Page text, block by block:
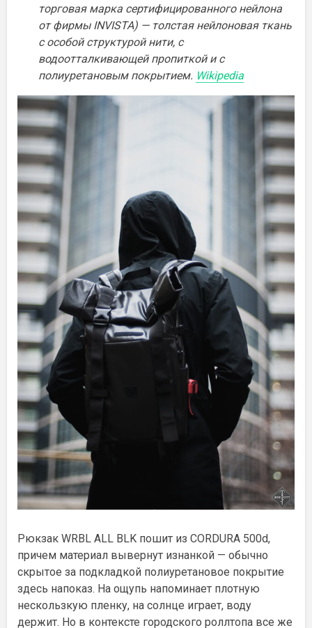
торговая марка сертифицированного нейлона
от фирмы INVISTA) — толстая нейлоновая ткань
с особой структурой нити, с
водоотталкивающей пропиткой и с
полиуретановым покрытием. Wikipedia
Рюкзак WRBL ALL BLK пошит из CORDURA 500d,
причем материал вывернут изнанкой — обычно
скрытое за подкладкой полиуретановое покрытие
здесь напоказ. На ощупь напоминает плотную
нескользкую пленку, на солнце играет, воду
держит. Но в контексте городского роллтопа все же